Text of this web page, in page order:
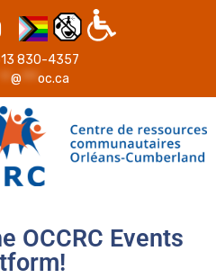
830-4357
** @***oc.ca
OCCRC Events